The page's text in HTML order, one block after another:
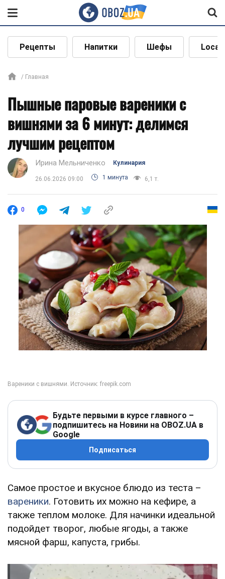
Рецепты Напитки Шефы Local
Главная
Пышные паровые вареники с
вишнями за 6 минут: делимся
лучшим рецептом
Ирина Мельниченко Кулинария
26.06.2026 09:00 1 минута 6,1 т.
0
Будьте первыми в курсе главного –
подпишитесь на Новини на OBOZ.UA в
Google
Подписаться
Самое простое и вкусное блюдо из теста –
вареники. Готовить их можно на кефире, а
также теплом молоке. Для начинки идеальной
подойдет творог, любые ягоды, а также
мясной фарш, капуста, грибы.